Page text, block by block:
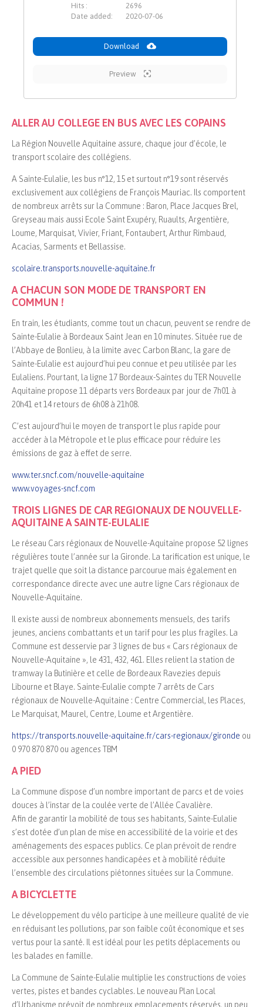
Hits :
2696
Date added:
2020-07-06
Download
Preview
ALLER AU COLLEGE EN BUS AVEC LES COPAINS
La Région Nouvelle Aquitaine assure, chaque jour d’école, le
transport scolaire des collégiens.
A Sainte-Eulalie, les bus n°12, 15 et surtout n°19 sont réservés
exclusivement aux collégiens de François Mauriac. Ils comportent
de nombreux arrêts sur la Commune : Baron, Place Jacques Brel,
Greyseau mais aussi Ecole Saint Exupéry, Ruaults, Argentière,
Loume, Marquisat, Vivier, Friant, Fontaubert, Arthur Rimbaud,
Acacias, Sarments et Bellassise.
scolaire.transports.nouvelle-aquitaine.fr
A CHACUN SON MODE DE TRANSPORT EN
COMMUN !
En train, les étudiants, comme tout un chacun, peuvent se rendre de
Sainte-Eulalie à Bordeaux Saint Jean en 10 minutes. Située rue de
l’Abbaye de Bonlieu, à la limite avec Carbon Blanc, la gare de
Sainte-Eulalie est aujourd’hui peu connue et peu utilisée par les
Eulaliens. Pourtant, la ligne 17 Bordeaux-Saintes du TER Nouvelle
Aquitaine propose 11 départs vers Bordeaux par jour de 7h01 à
20h41 et 14 retours de 6h08 à 21h08.
C’est aujourd’hui le moyen de transport le plus rapide pour
accéder à la Métropole et le plus efficace pour réduire les
émissions de gaz à effet de serre.
www.ter.sncf.com/nouvelle-aquitaine
www.voyages-sncf.com
TROIS LIGNES DE CAR REGIONAUX DE NOUVELLE-
AQUITAINE A SAINTE-EULALIE
Le réseau Cars régionaux de Nouvelle-Aquitaine propose 52 lignes
régulières toute l’année sur la Gironde. La tarification est unique, le
trajet quelle que soit la distance parcourue mais également en
correspondance directe avec une autre ligne Cars régionaux de
Nouvelle-Aquitaine.
Il existe aussi de nombreux abonnements mensuels, des tarifs
jeunes, anciens combattants et un tarif pour les plus fragiles. La
Commune est desservie par 3 lignes de bus « Cars régionaux de
Nouvelle-Aquitaine », le 431, 432, 461. Elles relient la station de
tramway la Butinière et celle de Bordeaux Ravezies depuis
Libourne et Blaye. Sainte-Eulalie compte 7 arrêts de Cars
régionaux de Nouvelle-Aquitaine : Centre Commercial, les Places,
Le Marquisat, Maurel, Centre, Loume et Argentière.
https://transports.nouvelle-aquitaine.fr/cars-regionaux/gironde ou
0 970 870 870 ou agences TBM
A PIED
La Commune dispose d’un nombre important de parcs et de voies
douces à l’instar de la coulée verte de l’Allée Cavalière.
Afin de garantir la mobilité de tous ses habitants, Sainte-Eulalie
s’est dotée d’un plan de mise en accessibilité de la voirie et des
aménagements des espaces publics. Ce plan prévoit de rendre
accessible aux personnes handicapées et à mobilité réduite
l’ensemble des circulations piétonnes situées sur la Commune.
A BICYCLETTE
Le développement du vélo participe à une meilleure qualité de vie
en réduisant les pollutions, par son faible coût économique et ses
vertus pour la santé. Il est idéal pour les petits déplacements ou
les balades en famille.
La Commune de Sainte-Eulalie multiplie les constructions de voies
vertes, pistes et bandes cyclables. Le nouveau Plan Local
d’Urbanisme prévoit de nombreux emplacements réservés, un peu